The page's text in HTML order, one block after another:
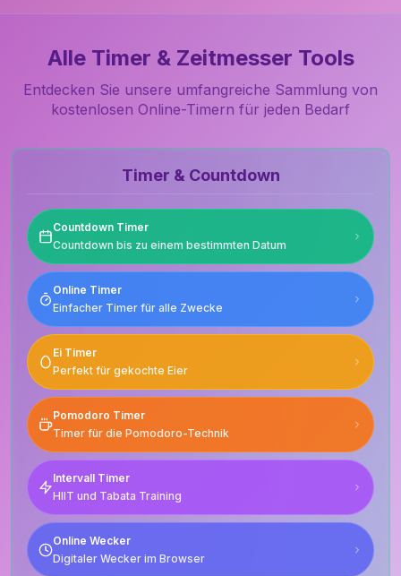
Alle Timer & Zeitmesser Tools
Entdecken Sie unsere umfangreiche Sammlung von
kostenlosen Online-Timern für jeden Bedarf
Timer & Countdown
Countdown Timer
Countdown bis zu einem bestimmten Datum
Online Timer
Einfacher Timer für alle Zwecke
Ei Timer
Perfekt für gekochte Eier
Pomodoro Timer
Timer für die Pomodoro-Technik
Intervall Timer
HIIT und Tabata Training
Online Wecker
Digitaler Wecker im Browser